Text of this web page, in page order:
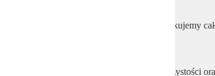
Gratulujemy wszystkim nagrodzonym i dziękujemy
Zapraszamy do obejrzenia fotorelacji z uroczystości